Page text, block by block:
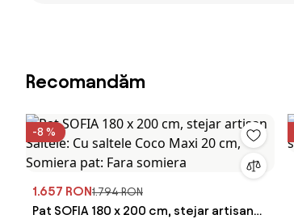
Recomandăm
-8 %
1.657 RON1.794 RON
Pat SOFIA 180 x 200 cm, stejar artisan